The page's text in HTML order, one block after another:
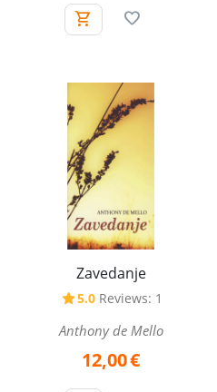
Zavedanje
5.0 Reviews: 1
Anthony de Mello
12,00€